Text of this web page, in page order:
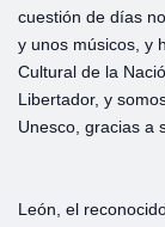
cuestión de días
y unos músicos, y
Cultural de la
Libertador, y
Unesco, gracias a
León, el